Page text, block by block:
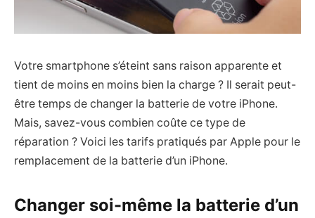
Votre smartphone s’éteint sans raison apparente et
tient de moins en moins bien la charge ? Il serait peut-
être temps de changer la batterie de votre iPhone.
Mais, savez-vous combien coûte ce type de
réparation ? Voici les tarifs pratiqués par Apple pour le
remplacement de la batterie d’un iPhone.
Changer soi-même la batterie d’un